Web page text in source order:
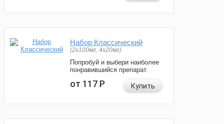
Набор Классический
(2x100мг, 4x20мг)
Попробуй и выбери наиболее
понравившийся препарат.
от 117Р Купить